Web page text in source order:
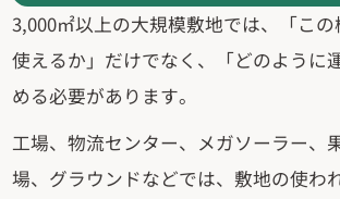
3,000㎡以上の大規模敷地では、「こ
使えるか」だけでなく、「どのように
める必要があります。
工場、物流センター、メガソーラー、
場、グラウンドなどでは、敷地の使わ